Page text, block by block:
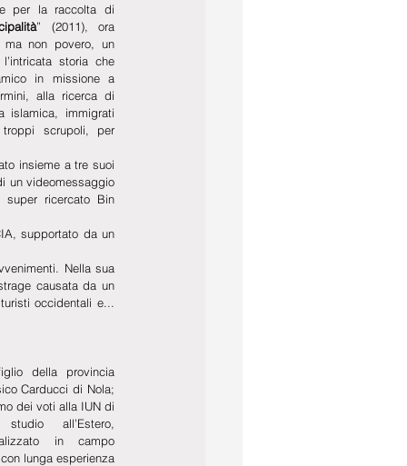
per la raccolta di
” (2011), ora
non povero, un
storia che
in missione a
alla ricerca di
islamica, immigrati
scrupoli, per
insieme a tre suoi
un videomessaggio
super ricercato Bin
supportato da un
Nella sua
causata da un
occidentali e...
della provincia
Carducci di Nola;
dei voti alla IUN di
all’Estero,
in campo
lunga esperienza